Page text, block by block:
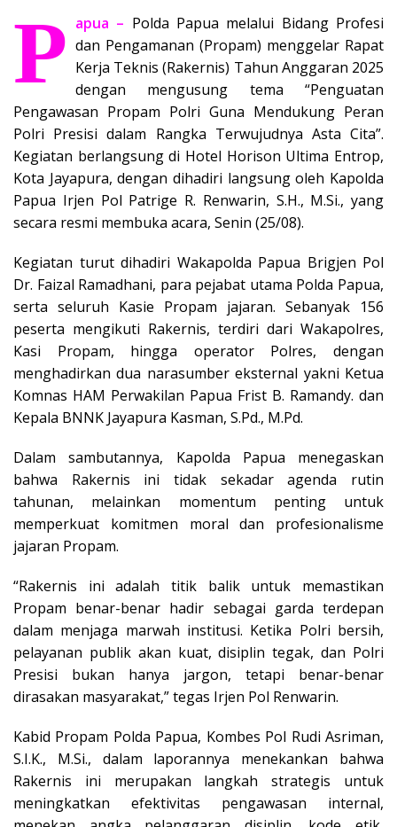
P apua – Polda Papua melalui Bidang Profesi
dan Pengamanan (Propam) menggelar Rapat
Kerja Teknis (Rakernis) Tahun Anggaran 2025
dengan mengusung tema “Penguatan
Pengawasan Propam Polri Guna Mendukung Peran
Polri Presisi dalam Rangka Terwujudnya Asta Cita”.
Kegiatan berlangsung di Hotel Horison Ultima Entrop,
Kota Jayapura, dengan dihadiri langsung oleh Kapolda
Papua Irjen Pol Patrige R. Renwarin, S.H., M.Si., yang
secara resmi membuka acara, Senin (25/08).
Kegiatan turut dihadiri Wakapolda Papua Brigjen Pol
Dr. Faizal Ramadhani, para pejabat utama Polda Papua,
serta seluruh Kasie Propam jajaran. Sebanyak 156
peserta mengikuti Rakernis, terdiri dari Wakapolres,
Kasi Propam, hingga operator Polres, dengan
menghadirkan dua narasumber eksternal yakni Ketua
Komnas HAM Perwakilan Papua Frist B. Ramandy. dan
Kepala BNNK Jayapura Kasman, S.Pd., M.Pd.
Dalam sambutannya, Kapolda Papua menegaskan
bahwa Rakernis ini tidak sekadar agenda rutin
tahunan, melainkan momentum penting untuk
memperkuat komitmen moral dan profesionalisme
jajaran Propam.
“Rakernis ini adalah titik balik untuk memastikan
Propam benar-benar hadir sebagai garda terdepan
dalam menjaga marwah institusi. Ketika Polri bersih,
pelayanan publik akan kuat, disiplin tegak, dan Polri
Presisi bukan hanya jargon, tetapi benar-benar
dirasakan masyarakat,” tegas Irjen Pol Renwarin.
Kabid Propam Polda Papua, Kombes Pol Rudi Asriman,
S.I.K., M.Si., dalam laporannya menekankan bahwa
Rakernis ini merupakan langkah strategis untuk
meningkatkan efektivitas pengawasan internal,